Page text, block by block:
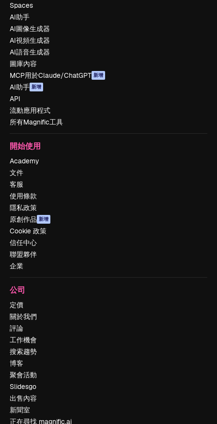
Spaces
AI助手
AI圖像生成器
AI視頻生成器
AI語音生成器
圖庫內容
MCP用於Claude/ChatGPT 新增
AI助手 新增
API
流動應用程式
所有Magnific工具
開始使用
Academy
文件
客服
使用條款
隱私政策
原創作品 新增
Cookie 政策
信任中心
聯盟夥伴
企業
公司
定價
關於我們
評論
工作機會
搜索趨勢
博客
聚會活動
Slidesgo
出售內容
新聞室
正在尋找 magnific.ai